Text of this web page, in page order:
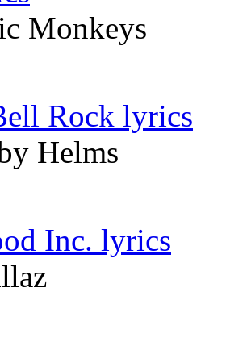
Monkeys
Rock lyrics
Helms
Inc. lyrics